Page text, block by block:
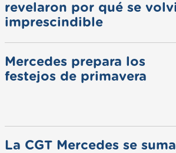
revelaron por qué se
imprescindible
Mercedes prepara los
festejos de primavera
La CGT Mercedes se suma